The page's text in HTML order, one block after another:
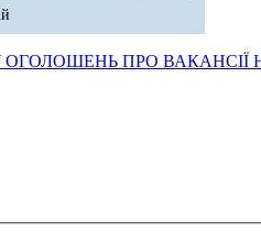
ПРО ВАКАНСІЇ